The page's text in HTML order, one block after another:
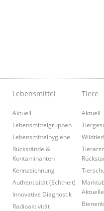
Lebensmittel
Aktuell
Lebensmittelgruppen
Lebensmittelhygiene
Rückstände &
Kontaminanten
Kennzeichnung
Authentizität (Echtheit)
Innovative Diagnostik
Radioaktivität
Tiere
Aktuell